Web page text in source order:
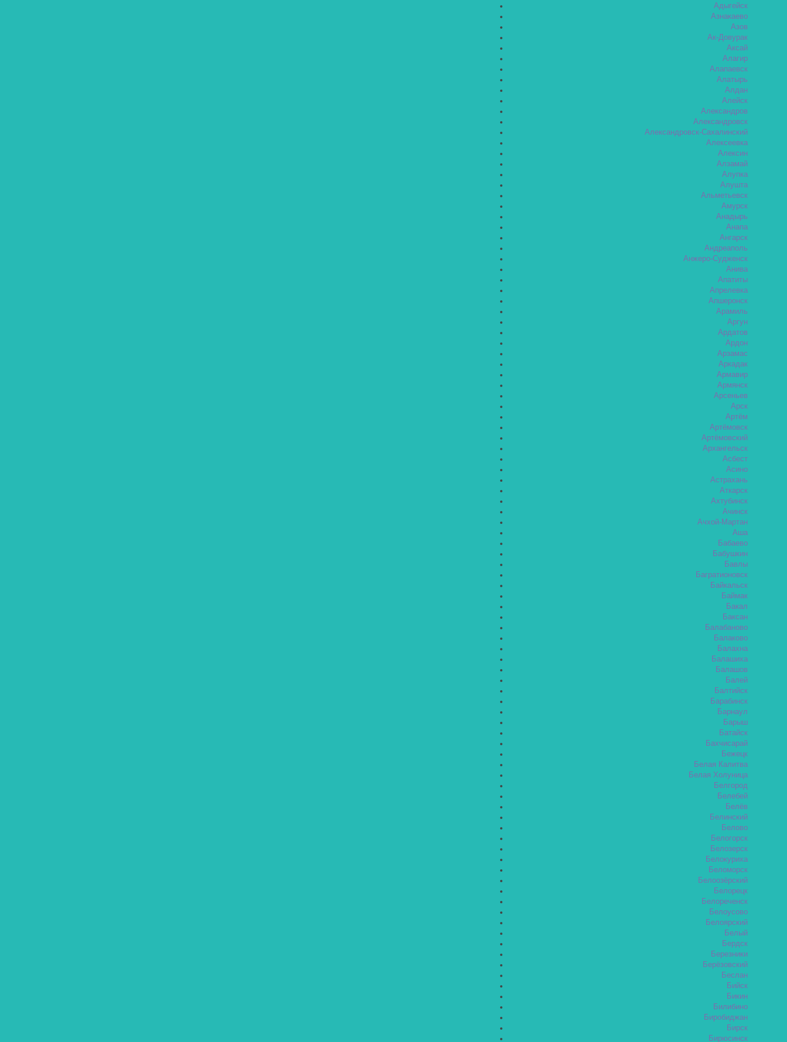
Адыгейск
Азнакаево
Азов
Ак-Довурак
Аксай
Алагир
Алапаевск
Алатырь
Алдан
Алейск
Александров
Александровск
Александровск-Сахалинский
Алексеевка
Алексин
Алзамай
Алупка
Алушта
Альметьевск
Амурск
Анадырь
Анапа
Ангарск
Андреаполь
Анжеро-Судженск
Анива
Апатиты
Апрелевка
Апшеронск
Арамиль
Аргун
Ардатов
Ардон
Арзамас
Аркадак
Армавир
Армянск
Арсеньев
Арск
Артём
Артёмовск
Артёмовский
Архангельск
Асбест
Асино
Астрахань
Аткарск
Ахтубинск
Ачинск
Ачхой-Мартан
Аша
Бабаево
Бабушкин
Бавлы
Багратионовск
Байкальск
Баймак
Бакал
Баксан
Балабаново
Балаково
Балахна
Балашиха
Балашов
Балей
Балтийск
Барабинск
Барнаул
Барыш
Батайск
Бахчисарай
Бежецк
Белая Калитва
Белая Холуница
Белгород
Белебей
Белёв
Белинский
Белово
Белогорск
Белозерск
Белокуриха
Беломорск
Белоозёрский
Белорецк
Белореченск
Белоусово
Белоярский
Белый
Бердск
Березники
Берёзовский
Беслан
Бийск
Бикин
Билибино
Биробиджан
Бирск
Бирюсинск